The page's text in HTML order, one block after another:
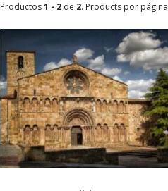
Productos1 - 2 de 2. Products por página